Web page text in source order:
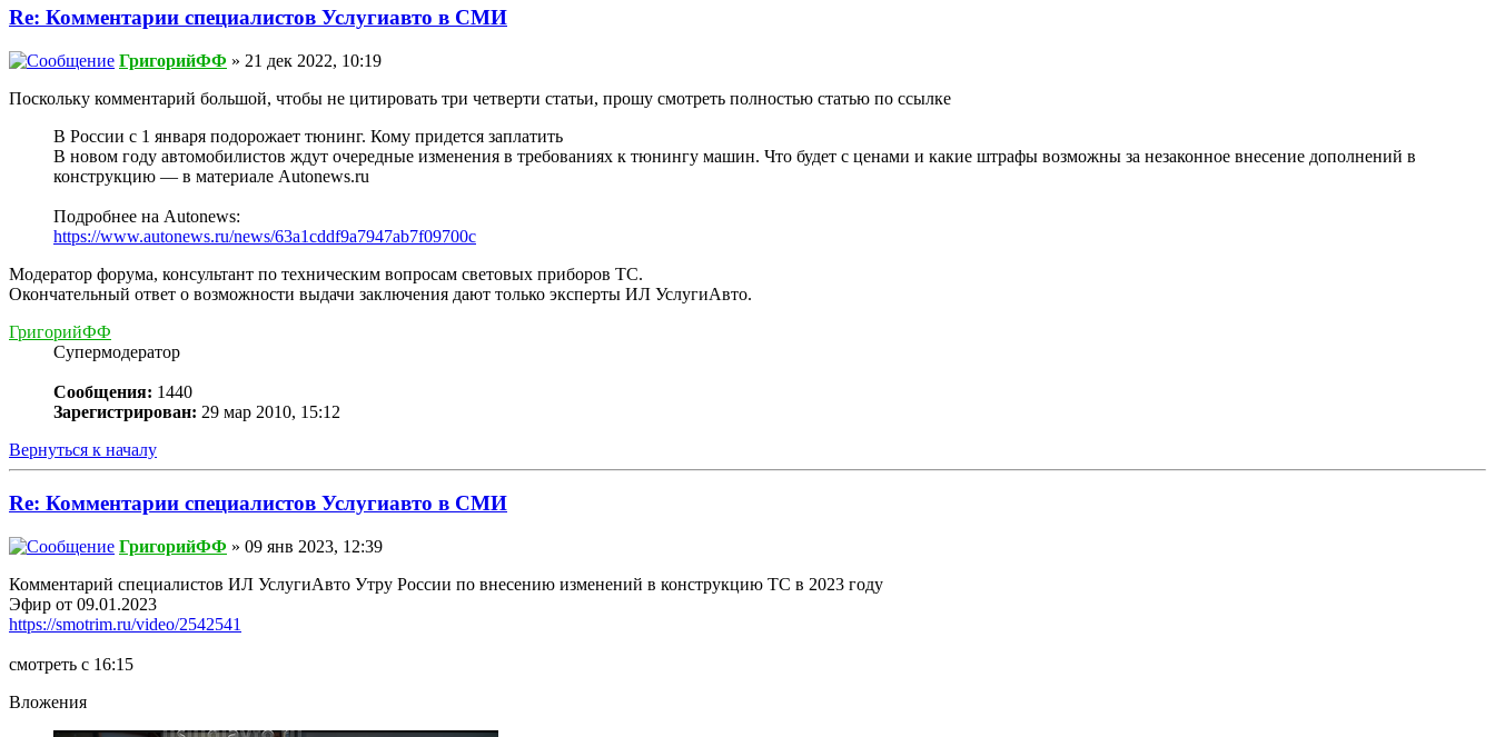
Re: Комментарии специалистов Услугиавто в СМИ
ГригорийФФ » 21 дек 2022, 10:19
Поскольку комментарий большой, чтобы не цитировать три четверти статьи, прошу смотреть полностью статью по ссылке
В России с 1 января подорожает тюнинг. Кому придется заплатить
В новом году автомобилистов ждут очередные изменения в требованиях к тюнингу машин. Что будет с ценами и какие штрафы возможны за незаконное внесение дополнений в
конструкцию — в материале Autonews.ru
Подробнее на Autonews:
https://www.autonews.ru/news/63a1cddf9a7947ab7f09700c
Модератор форума, консультант по техническим вопросам световых приборов ТС.
Окончательный ответ о возможности выдачи заключения дают только эксперты ИЛ УслугиАвто.
ГригорийФФ
Супермодератор
Сообщения: 1440
Зарегистрирован: 29 мар 2010, 15:12
Вернуться к началу
Re: Комментарии специалистов Услугиавто в СМИ
ГригорийФФ » 09 янв 2023, 12:39
Комментарий специалистов ИЛ УслугиАвто Утру России по внесению изменений в конструкцию ТС в 2023 году
Эфир от 09.01.2023
https://smotrim.ru/video/2542541
смотреть с 16:15
Вложения